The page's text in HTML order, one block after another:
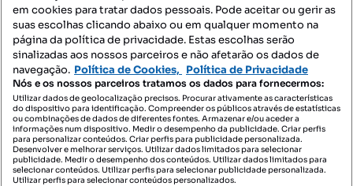
173 500 €3098,21 €/m²
Apartamento tipologia T1
Marco, Marco de Canaveses, Porto
Tipologia
T1
Preço por metro quadrado
56 m²
Andar 3 andar
Profissional
em cookies para tratar dados pessoais. Pode aceitar ou gerir as
suas escolhas clicando abaixo ou em qualquer momento na
página da política de privacidade. Estas escolhas serão
sinalizadas aos nossos parceiros e não afetarão os dados de
navegação. Política de Cookies, Política de Privacidade
Nós e os nossos parceiros tratamos os dados para fornecermos:
Utilizar dados de geolocalização precisos. Procurar ativamente as características
do dispositivo para identificação. Compreender os públicos através de estatísticas
ou combinações de dados de diferentes fontes. Armazenar e/ou aceder a
informações num dispositivo. Medir o desempenho da publicidade. Criar perfis
para personalizar conteúdos. Criar perfis para publicidade personalizada.
Desenvolver e melhorar serviços. Utilizar dados limitados para selecionar
publicidade. Medir o desempenho dos conteúdos. Utilizar dados limitados para
selecionar conteúdos. Utilizar perfis para selecionar publicidade personalizada.
Utilizar perfis para selecionar conteúdos personalizados.